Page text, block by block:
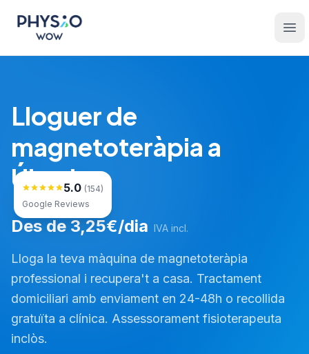
Physio WOW
Lloguer de
magnetoteràpia a
Úbeda
5.0 (154)
Google Reviews
Des de 3,25€/dia IVA incl.
Lloga la teva màquina de magnetoteràpia
professional i recupera't a casa. Tractament
domiciliari amb enviament en 24-48h o recollida
gratuïta a clínica. Assessorament fisioterapeuta
inclòs.